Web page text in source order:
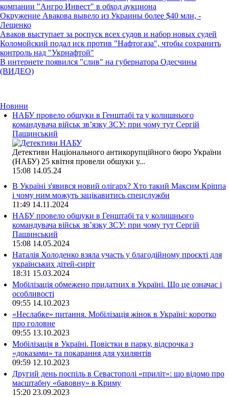
компании "Ангро Инвест" в обход аукциона
Окружение Авакова вывело из Украины более $40 млн, -
Лещенко
Аваков выступает за роспуск всех судов и набор новых судей
Коломойский подал иск против "Нафтогаза", чтобы сохранить
контроль над "Укрнафтой"
В интернете появился "слив" на губернатора Одесчины
(ВИДЕО)
Новини
НАБУ провело обшуки в Генштабі та у колишнього
командувача військ зв’язку ЗСУ: при чому тут Сергій
Пашинський
Детективи Національного антикорупційного бюро України
(НАБУ) 25 квітня провели обшуки у...
15:08 14.05.24
В Україні з'явився новий олігарх? Хто такий Максим Кріппа
і чому ним можуть зацікавитись спецслужби
11:49 14.11.2024
НАБУ провело обшуки в Генштабі та у колишнього
командувача військ зв’язку ЗСУ: при чому тут Сергій
Пашинський
15:08 14.05.2024
Наталія Холоденко взяла участь у благодійному проєкті для
українських дітей-сиріт
18:31 15.03.2024
Мобілізація обмежено придатних в Україні. Що це означає і
особливості
09:55 14.10.2023
«Неслабке» питання. Мобілізація жінок в Україні: коротко
про головне
09:55 13.10.2023
Мобілізація в Україні. Повістки в парку, відсрочка з
«доказами» та покарання для ухилянтів
09:59 12.10.2023
Другий день поспіль в Севастополі «приліт»: що відомо про
масштабну «бавовну» в Криму
15:20 23.09.2023